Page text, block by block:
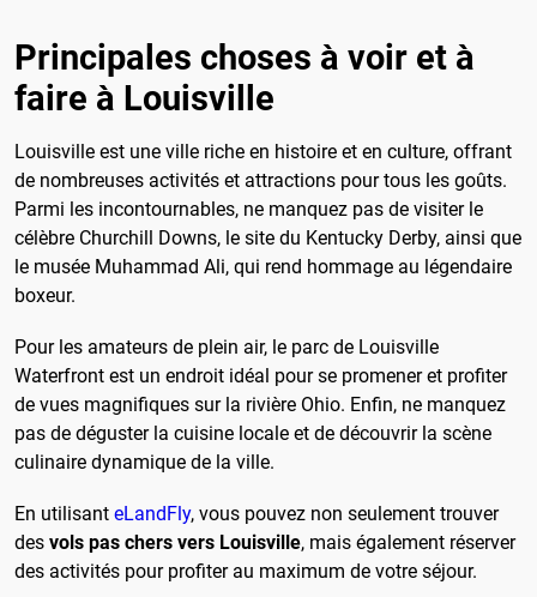
Principales choses à voir et à
faire à Louisville
Louisville est une ville riche en histoire et en culture, offrant
de nombreuses activités et attractions pour tous les goûts.
Parmi les incontournables, ne manquez pas de visiter le
célèbre Churchill Downs, le site du Kentucky Derby, ainsi que
le musée Muhammad Ali, qui rend hommage au légendaire
boxeur.
Pour les amateurs de plein air, le parc de Louisville
Waterfront est un endroit idéal pour se promener et profiter
de vues magnifiques sur la rivière Ohio. Enfin, ne manquez
pas de déguster la cuisine locale et de découvrir la scène
culinaire dynamique de la ville.
En utilisant eLandFly, vous pouvez non seulement trouver
des vols pas chers vers Louisville, mais également réserver
des activités pour profiter au maximum de votre séjour.